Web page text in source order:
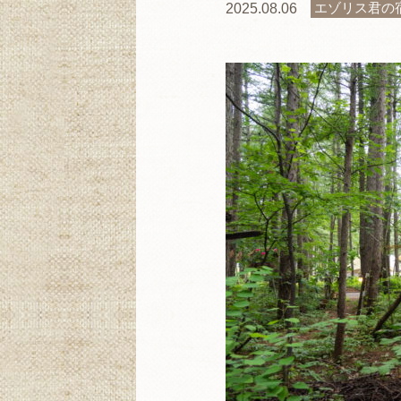
2025.08.06 エゾリス君の